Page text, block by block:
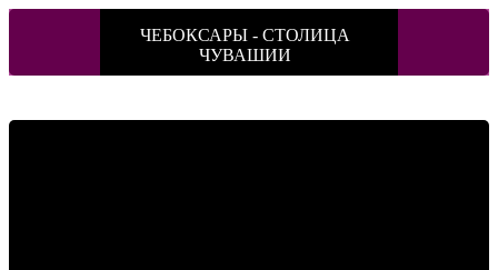
ЧЕБОКСАРЫ - СТОЛИЦА
ЧУВАШИИ